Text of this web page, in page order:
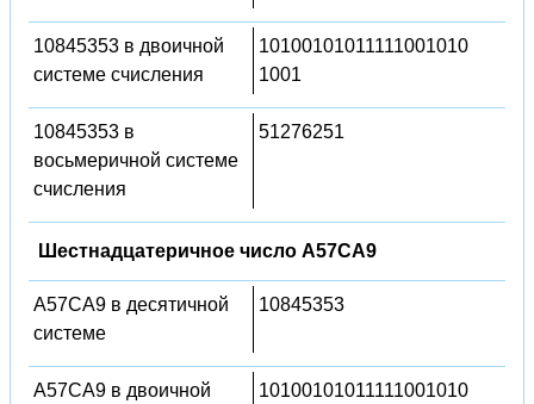
10845353 в двоичной
системе счисления
10100101011111001010
1001
10845353 в
восьмеричной системе
счисления
51276251
Шестнадцатеричное число A57CA9
A57CA9 в десятичной
системе
10845353
A57CA9 в двоичной
10100101011111001010